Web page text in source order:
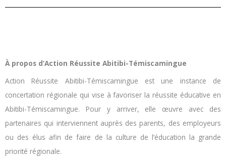
À propos d’Action Réussite Abitibi-Témiscamingue
Action Réussite Abitibi-Témiscamingue est une instance de
concertation régionale qui vise à favoriser la réussite éducative en
Abitibi-Témiscamingue. Pour y arriver, elle œuvre avec des
partenaires qui interviennent auprès des parents, des employeurs
ou des élus afin de faire de la culture de l’éducation la grande
priorité régionale.